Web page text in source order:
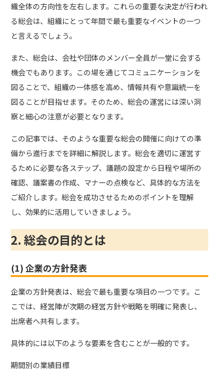
織全体の方向性を左右します。これらの重要な決定が行われ
る総会は、組織にとって年間で最も重要なイベントの一つ
と言えるでしょう。
また、総会は、会社や団体のメンバー全員が一堂に会する
機会でもあります。この場を通じてコミュニケーションを
図ることで、組織の一体感を高め、情報共有や意識統一を
図ることが目指せます。そのため、総会の運営には深い洞
察と細心の注意が必要となります。
この記事では、そのような重要な総会の開催に向けての準
備から進行までを詳細に解説します。総会を適切に運営す
るために必要な各ステップ、議題の設定から日程や場所の
確認、議案書の作成、マナーの点検など、具体的な方法を
ご紹介します。総会を成功させるためのポイントを理解
し、効果的に活用していきましょう。
2. 総会の目的とは
(1) 企業の方針発表
企業の方針発表は、総会で最も重要な項目の一つです。こ
こでは、経営陣が次期の経営方針や戦略を明確に発表し、
出席者へ共有します。
具体的には以下のような要素を含むことが一般的です。
期間別の業績目標